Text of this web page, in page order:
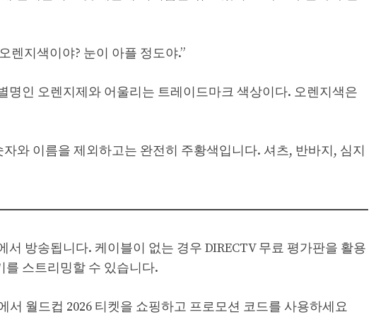
렌지색이야? 눈이 아플 정도야.”
인 오렌지제와 어울리는 트레이드마크 색상이다. 오렌지색은
와 이름을 제외하고는 완전히 주황색입니다. 셔츠, 반바지, 심지
서 방송됩니다. 케이블이 없는 경우 DIRECTV 무료 평가판을 활용
를 스트리밍할 수 있습니다.
서 월드컵 2026 티켓을 쇼핑하고 프로모션 코드를 사용하세요